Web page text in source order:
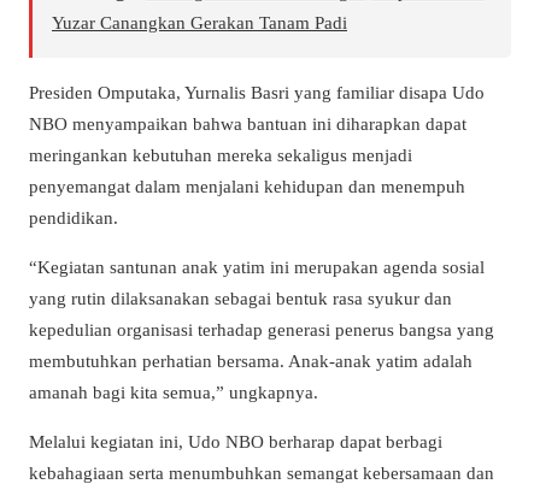
Yuzar Canangkan Gerakan Tanam Padi
Presiden Omputaka, Yurnalis Basri yang familiar disapa Udo
NBO menyampaikan bahwa bantuan ini diharapkan dapat
meringankan kebutuhan mereka sekaligus menjadi
penyemangat dalam menjalani kehidupan dan menempuh
pendidikan.
“Kegiatan santunan anak yatim ini merupakan agenda sosial
yang rutin dilaksanakan sebagai bentuk rasa syukur dan
kepedulian organisasi terhadap generasi penerus bangsa yang
membutuhkan perhatian bersama. Anak-anak yatim adalah
amanah bagi kita semua,” ungkapnya.
Melalui kegiatan ini, Udo NBO berharap dapat berbagi
kebahagiaan serta menumbuhkan semangat kebersamaan dan